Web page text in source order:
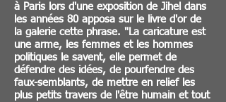
à Paris lors d'une exposition de Jihel dans
les années 80 apposa sur le livre d'or de
la galerie cette phrase. "La caricature est
une arme, les femmes et les hommes
politiques le savent, elle permet de
défendre des idées, de pourfendre des
faux-semblants, de mettre en relief les
plus petits travers de l'être humain et tout